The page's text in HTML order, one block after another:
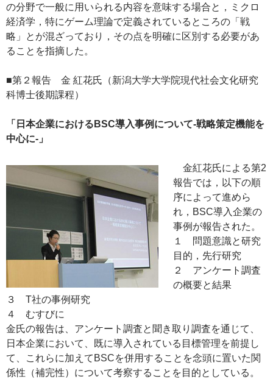
の分野で一般に用いられる内容を意味する場合と，ミクロ
経済学，特にゲーム理論で定義されているところの「戦
略」とが混ざっており，その点を明確に区別する必要があ
ることを指摘した。
■第２報告 金 紅花氏（新潟大学大学院現代社会文化研究
科博士後期課程）
「日本企業におけるBSC導入事例について-戦略策定機能を
中心に-」
金紅花氏による第2
報告では，以下の順
序によって進めら
れ，BSC導入企業の
事例が報告された。
１ 問題意識と研究
目的，先行研究
２ アンケート調査
の概要と結果
３ T社の事例研究
４ むすびに
金氏の報告は、アンケート調査と聞き取り調査を通じて、
日本企業において、既に導入されている目標管理を前提し
て、これらに加えてBSCを併用することを念頭に置いた関
係性（補完性）について考察することを目的としている。